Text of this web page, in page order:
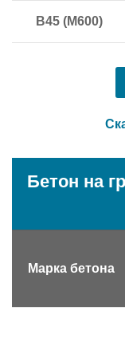
В45 (М600)
Бетон на
Марка бетона